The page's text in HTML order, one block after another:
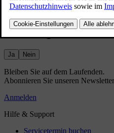
Hat das geholfen?
Ja Nein